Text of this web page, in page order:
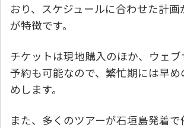
おり、スケジュールに合わせた計画
が特徴です。
チケットは現地購入のほか、ウェ
予約も可能なので、繁忙期には早
めします。
また、多くのツアーが石垣島発着で